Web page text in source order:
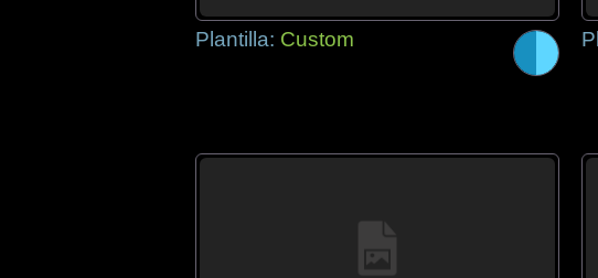
Plantilla: Custom